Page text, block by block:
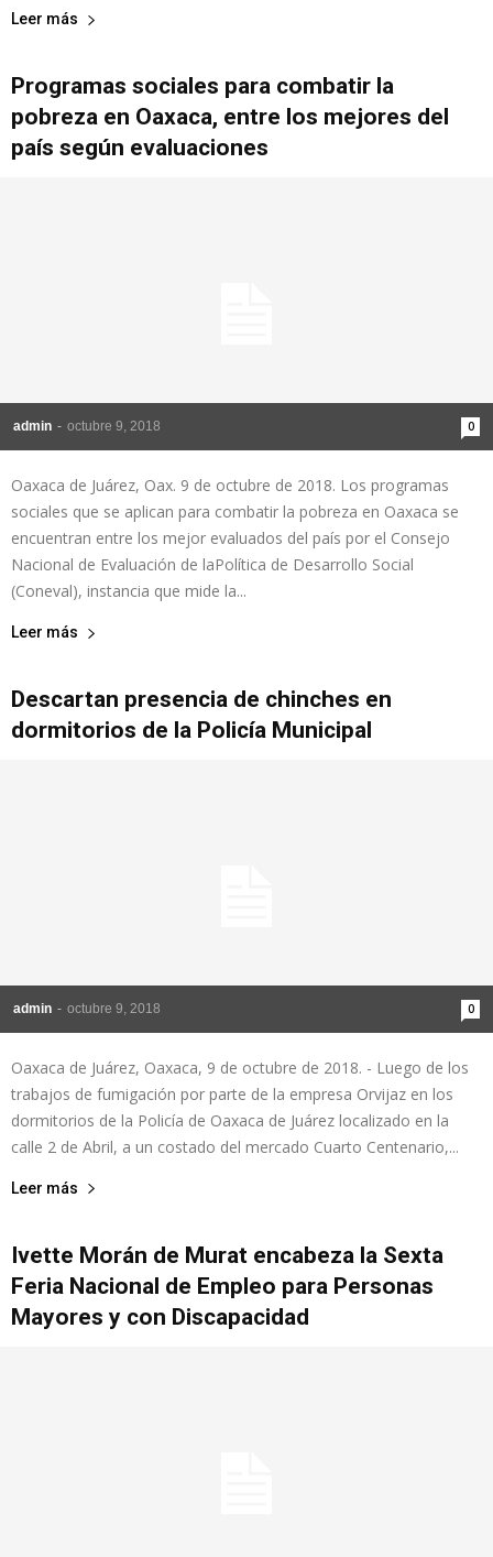
Leer más
Programas sociales para combatir la
pobreza en Oaxaca, entre los mejores del
país según evaluaciones
admin - octubre 9, 2018 0
Oaxaca de Juárez, Oax. 9 de octubre de 2018. Los programas
sociales que se aplican para combatir la pobreza en Oaxaca se
encuentran entre los mejor evaluados del país por el Consejo
Nacional de Evaluación de laPolítica de Desarrollo Social
(Coneval), instancia que mide la...
Leer más
Descartan presencia de chinches en
dormitorios de la Policía Municipal
admin - octubre 9, 2018 0
Oaxaca de Juárez, Oaxaca, 9 de octubre de 2018. - Luego de los
trabajos de fumigación por parte de la empresa Orvijaz en los
dormitorios de la Policía de Oaxaca de Juárez localizado en la
calle 2 de Abril, a un costado del mercado Cuarto Centenario,...
Leer más
Ivette Morán de Murat encabeza la Sexta
Feria Nacional de Empleo para Personas
Mayores y con Discapacidad